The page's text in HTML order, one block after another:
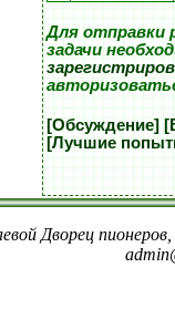
Для отправки
задачи
[Обсуждение]
[Лучшие
Дворец